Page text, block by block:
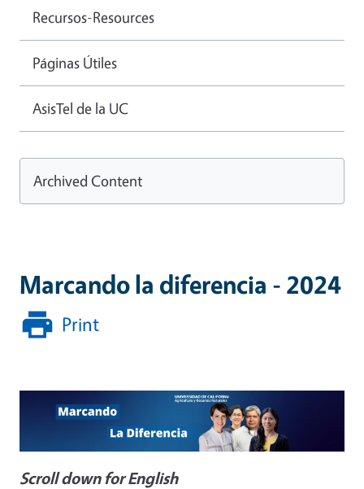
Marcando la diferencia - 2024
Print
Scroll down for English
Recursos-Resources
Páginas Útiles
AsisTel de la UC
Archived Content